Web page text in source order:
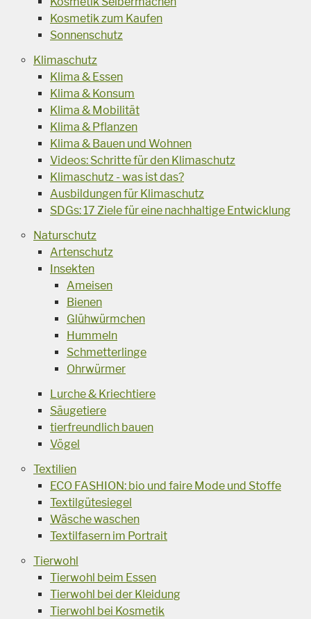
Kosmetik zum Kaufen
Sonnenschutz
Klimaschutz
Klima & Essen
Klima & Konsum
Klima & Mobilität
Klima & Pflanzen
Klima & Bauen und Wohnen
Videos: Schritte für den Klimaschutz
Klimaschutz - was ist das?
Ausbildungen für Klimaschutz
SDGs: 17 Ziele für eine nachhaltige Entwicklung
Naturschutz
Artenschutz
Insekten
Ameisen
Bienen
Glühwürmchen
Hummeln
Schmetterlinge
Ohrwürmer
Lurche & Kriechtiere
Säugetiere
tierfreundlich bauen
Vögel
Textilien
ECO FASHION: bio und faire Mode und Stoffe
Textilgütesiegel
Wäsche waschen
Textilfasern im Portrait
Tierwohl
Tierwohl beim Essen
Tierwohl bei der Kleidung
Tierwohl bei Kosmetik